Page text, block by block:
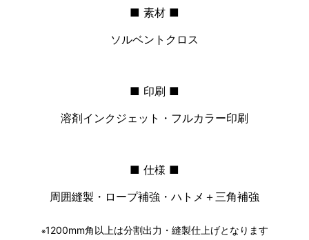
■ 素材 ■
ソルベントクロス
■ 印刷 ■
溶剤インクジェット・フルカラー印刷
■ 仕様 ■
周囲縫製・ロープ補強・ハトメ＋三角補強
※1200mm角以上は分割出力・縫製仕上げとなります